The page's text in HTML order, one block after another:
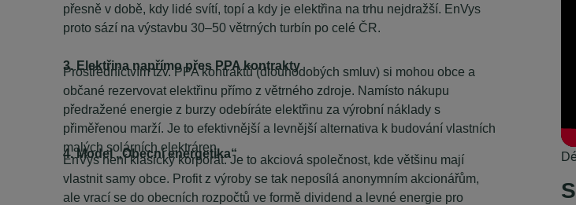
přesně v době, kdy lidé svítí, topí a kdy je elektřina na trhu nejdražší. EnVys
proto sází na výstavbu 30–50 větrných turbín po celé ČR.
3. Elektřina napřímo přes PPA kontrakty
Prostřednictvím tzv. PPA kontraktů (dlouhodobých smluv) si mohou obce a
občané rezervovat elektřinu přímo z větrného zdroje. Namísto nákupu
předražené energie z burzy odebíráte elektřinu za výrobní náklady s
přiměřenou marží. Je to efektivnější a levnější alternativa k budování vlastních
malých solárních elektráren.
4. Model „Obecní energetika“
EnVys není klasický korporát. Je to akciová společnost, kde většinu mají
vlastnit samy obce. Profit z výroby se tak neposílá anonymním akcionářům,
ale vrací se do obecních rozpočtů ve formě dividend a levné energie pro